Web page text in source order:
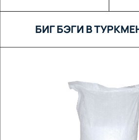
БИГ БЭГИ В